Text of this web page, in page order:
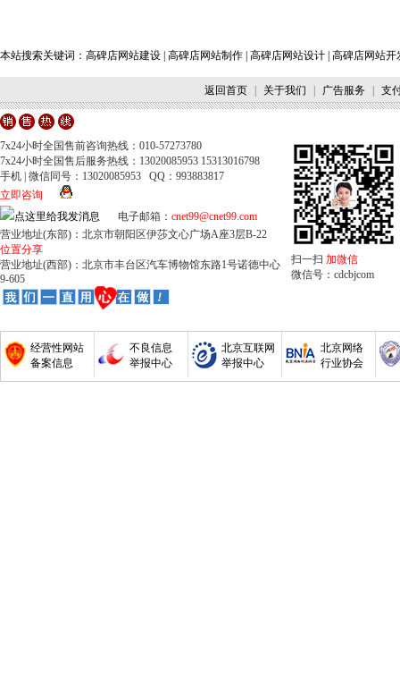
本站搜索关键词： 高碑店网站建设 高碑店网站制作 高碑店网站设计 高碑店网站开
返回首页 关于我们 广告服务 支
7x24小时全国售前咨询热线：010-57273780
7x24小时全国售后服务热线：13020085953 15313016798
手机 | 微信同号：13020085953 QQ：993883817
立即咨询
电子邮箱： cnet99@cnet99.com
营业地址(东部)：北京市朝阳区伊莎文心广场A座3层B-22
位置分享
营业地址(西部)：北京市丰台区汽车博物馆东路1号诺德中心
9-605
扫一扫 加微信
微信号：cdcbjcom
经营性网站
备案信息
不良信息
举报中心
北京互联网
举报中心
北京网络
行业协会